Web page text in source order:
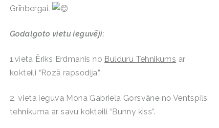
Grīnbergai.
Godalgoto vietu ieguvēji:
1.vieta Ēriks Erdmanis no Bulduru Tehnikums ar
kokteili “Rozā rapsodija”.
2. vieta ieguva Mona Gabriela Gorsvāne no Ventspils
tehnikuma ar savu kokteili “Bunny kiss”.